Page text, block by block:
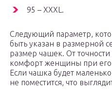
95 – XXXL.
Следующий параметр,
быть указан в размерной
размер чашек. От
комфорт женщины при его
Если чашка будет
не поместится, что